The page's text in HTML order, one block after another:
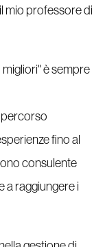
mio professore di
è sempre
percorso
fino al
consulente
a raggiungere i